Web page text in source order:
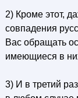
2) Кроме этот,
совпадения
Вас обращать
имеющиеся в
3) И в третий